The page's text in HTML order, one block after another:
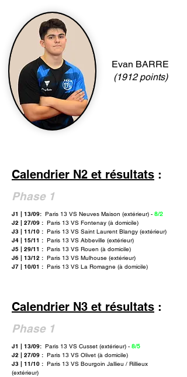
Evan BARRE
(1912 points)
Calendrier N2 et résultats :
Phase 1
J1 | 13/09: Paris 13 VS Neuves Maison (extérieur) - 8/2
J2 | 27/09 : Paris 13 VS Fontenay (à domicile)
J3 | 11/10 : Paris 13 VS Saint Laurent Blangy (extérieur)
J4 | 15/11 : Paris 13 VS Abbeville (extérieur)
J5 | 29/11 : Paris 13 VS Rouen (à domicile)
J6 | 13/12 : Paris 13 VS Mulhouse (extérieur)
J7 | 10/01 : Paris 13 VS La Romagne (à domicile)
Calendrier N3 et résultats :
Phase 1
J1 | 13/09: Paris 13 VS Cusset (extérieur) - 8/5
J2 | 27/09 : Paris 13 VS Olivet (à domicile)
J3 | 11/10 : Paris 13 VS Bourgoin Jallieu / Rillieux
(extérieur)